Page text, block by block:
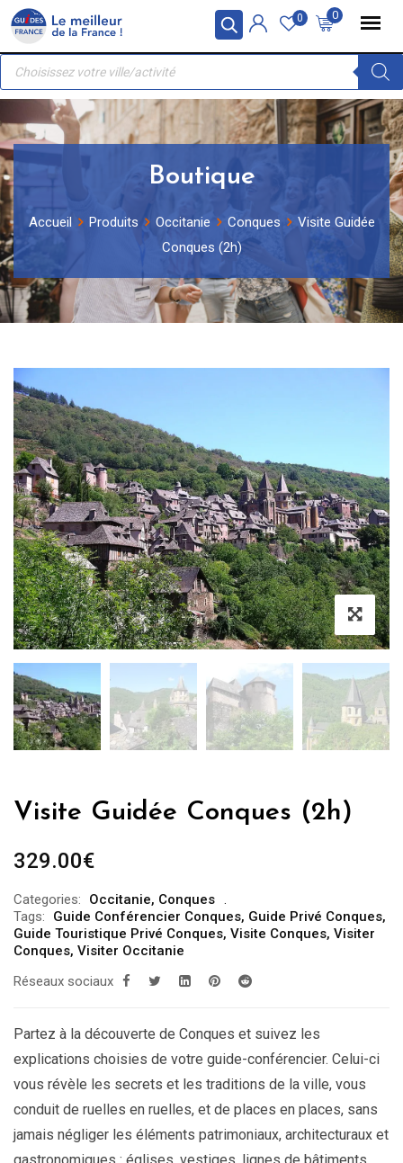
Panneau de gestion des cookies
Skip
content
0
0
Recherche
produits
Boutique
Accueil Produits Occitanie Conques
Visite Guidée
Conques (2h)
Visite Guidée Conques (2h)
329.00€
Categories: Occitanie, Conques
Tags:
Guide Conférencier Conques, Guide Privé Conques,
Guide Touristique Privé Conques, Visite Conques, Visiter
Conques, Visiter Occitanie
Réseaux sociaux
Partez à la découverte de Conques et suivez les
explications choisies de votre guide-conférencier. Celui-ci
vous révèle les secrets et les traditions de la ville, vous
conduit de ruelles en ruelles, et de places en places, sans
jamais négliger les éléments patrimoniaux, architecturaux et